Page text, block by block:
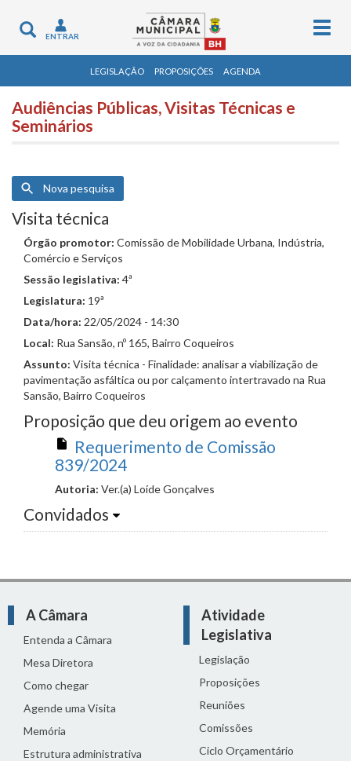
Toggle
navigation
ENTRAR
LEGISLAÇÃO PROPOSIÇÕES AGENDA
Audiências Públicas, Visitas Técnicas e
Seminários
Nova pesquisa
Visita técnica
Órgão promotor: Comissão de Mobilidade Urbana, Indústria,
Comércio e Serviços
Sessão legislativa: 4ª
Legislatura: 19ª
Data/hora: 22/05/2024 - 14:30
Local: Rua Sansão, nº 165, Bairro Coqueiros
Assunto: Visita técnica - Finalidade: analisar a viabilização de
pavimentação asfáltica ou por calçamento intertravado na Rua
Sansão, Bairro Coqueiros
Proposição que deu origem ao evento
Requerimento de Comissão
839/2024
Autoria: Ver.(a) Loíde Gonçalves
Convidados
A Câmara
Entenda a Câmara
Mesa Diretora
Como chegar
Agende uma Visita
Memória
Estrutura administrativa
Atividade
Legislativa
Legislação
Proposições
Reuniões
Comissões
Ciclo Orçamentário